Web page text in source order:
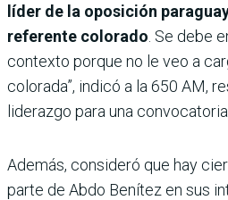
líder de la oposición
referente colorado . Se debe
contexto porque no le veo a
colorada”, indicó a la 650 AM,
liderazgo para una convocatoria
Además, consideró que hay
parte de Abdo Benítez en sus